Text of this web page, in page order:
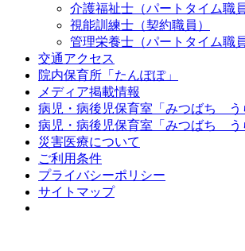
介護福祉士（パートタイム職員
視能訓練士（契約職員）
管理栄養士（パートタイム職員
交通アクセス
院内保育所「たんぽぽ」
メディア掲載情報
病児・病後児保育室「みつばち う
病児・病後児保育室「みつばち う
災害医療について
ご利用条件
プライバシーポリシー
サイトマップ